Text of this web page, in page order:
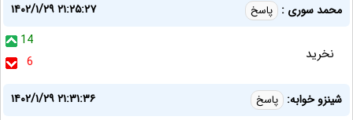
محمد سوری : پاسخ
۱۴۰۲/۱/۲۹ ۲۱:۲۵:۲۷
14
6
نخرید
شینزو خوابه: پاسخ
۱۴۰۲/۱/۲۹ ۲۱:۳۱:۳۶